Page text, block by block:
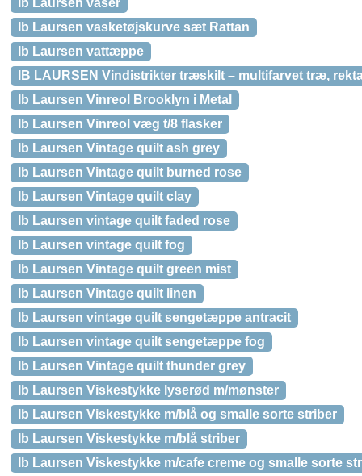
Ib Laursen vaser
Ib Laursen vasketøjskurve sæt Rattan
Ib Laursen vattæppe
IB LAURSEN Vindistrikter træskilt – multifarvet træ,
Ib Laursen Vinreol Brooklyn i Metal
Ib Laursen Vinreol væg t/8 flasker
Ib Laursen Vintage quilt ash grey
Ib Laursen Vintage quilt burned rose
Ib Laursen Vintage quilt clay
Ib Laursen vintage quilt faded rose
Ib Laursen vintage quilt fog
Ib Laursen Vintage quilt green mist
Ib Laursen Vintage quilt linen
Ib Laursen vintage quilt sengetæppe antracit
Ib Laursen vintage quilt sengetæppe fog
Ib Laursen Vintage quilt thunder grey
Ib Laursen Viskestykke lyserød m/mønster
Ib Laursen Viskestykke m/blå og smalle sorte striber
Ib Laursen Viskestykke m/blå striber
Ib Laursen Viskestykke m/cafe creme og smalle sorte